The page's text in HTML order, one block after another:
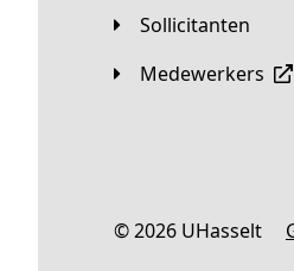
Sollicitanten
Medewerkers
© 2026 UHasselt